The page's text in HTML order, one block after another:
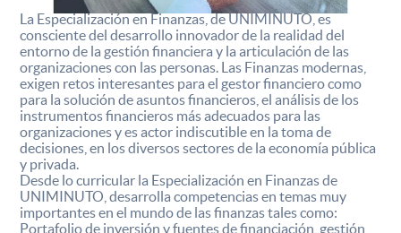
La Especialización en Finanzas, de UNIMINUTO, es
consciente del desarrollo innovador de la realidad del
entorno de la gestión financiera y la articulación de las
organizaciones con las personas. Las Finanzas modernas,
exigen retos interesantes para el gestor financiero como
para la solución de asuntos financieros, el análisis de los
instrumentos financieros más adecuados para las
organizaciones y es actor indiscutible en la toma de
decisiones, en los diversos sectores de la economía pública
y privada.
Desde lo curricular la Especialización en Finanzas de
UNIMINUTO, desarrolla competencias en temas muy
importantes en el mundo de las finanzas tales como:
Portafolio de inversión y fuentes de financiación, gestión